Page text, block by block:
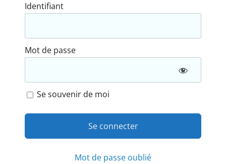
Identifiant
Mot de passe
Se souvenir de moi
Mot de passe oublié